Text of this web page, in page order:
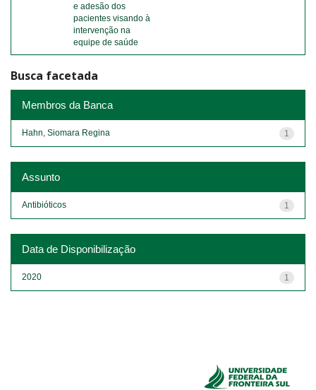
e adesão dos
pacientes visando à
intervenção na
equipe de saúde
Busca facetada
Membros da Banca
1
Hahn, Siomara Regina
Assunto
1
Antibióticos
Data de Disponibilização
1
2020